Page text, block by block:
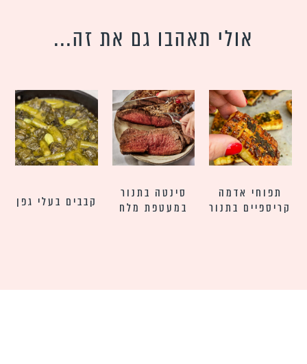
אולי תאהבו גם את זה...
תפוחי אדמה
קריספיים בתנור
סינטה בתנור
במעטפת מלח
קבבים בעלי גפן